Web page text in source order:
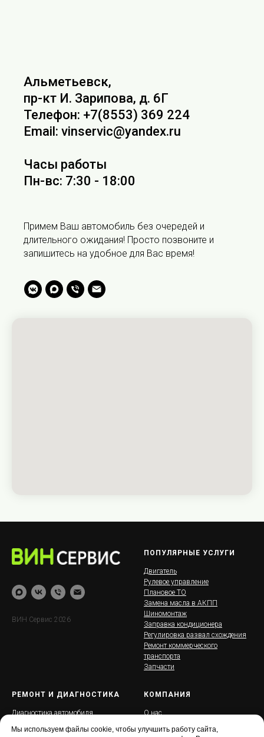
Альметьевск,
пр-кт И. Зарипова, д. 6Г
Телефон: +7(8553) 369 224
Email: vinservic@yandex.ru
Часы работы
Пн-вс: 7:30 - 18:00
Примем Ваш автомобиль без очередей и
длительного ожидания! Просто позвоните и
запишитесь на удобное для Вас время!
Мы используем файлы cookie, чтобы улучшить работу сайта,
ВИН Сервис 2026
ПОПУЛЯРНЫЕ УСЛУГИ
Двигатель
Рулевое управление
Плановое ТО
Замена масла в АКПП
Шиномонтаж
Заправка кондиционера
Регулировка развал схождения
Ремонт коммерческого
транспорта
Запчасти
РЕМОНТ И ДИАГНОСТИКА
Диагностика автомобиля
Тормозная система
КОМПАНИЯ
О нас
Кешбэк